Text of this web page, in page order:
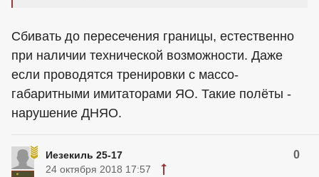
Сбивать до пересечения границы, естественно
при наличии технической возможности. Даже
если проводятся тренировки с массо-
габаритными имитаторами ЯО. Такие полёты -
нарушение ДНЯО.
Иезекиль 25-17 0
24 октября 2018 17:57